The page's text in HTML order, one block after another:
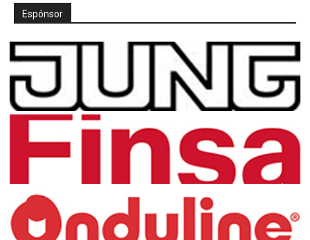
Espónsor